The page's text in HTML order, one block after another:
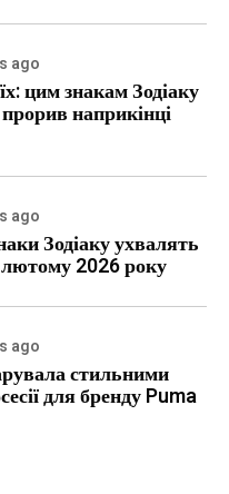
ago
цим знакам Зодіаку
наприкінці
ago
Зодіаку ухвалять
2026 року
ago
стильними
для бренду Puma